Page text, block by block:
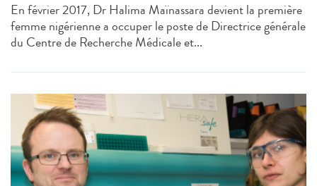
En février 2017, Dr Halima Maïnassara devient la première
femme nigérienne a occuper le poste de Directrice générale
du Centre de Recherche Médicale et...